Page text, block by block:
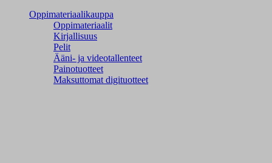
Oppimateriaalikauppa
Oppimateriaalit
Kirjallisuus
Pelit
Ääni- ja videotallenteet
Painotuotteet
Maksuttomat digituotteet